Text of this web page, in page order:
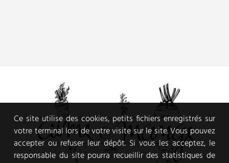
Ce site utilise des cookies, petits fichiers enregistrés sur
votre terminal lors de votre visite sur le site. Vous pouvez
accepter ou refuser leur dépôt. Si vous les acceptez, le
responsable du site pourra recueillir des statistiques de